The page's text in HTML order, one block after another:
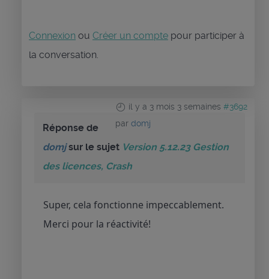
Connexion ou Créer un compte pour participer à
la conversation.
il y a 3 mois 3 semaines #3692
par domj
Réponse de
domjsur le sujet Version 5.12.23 Gestion
des licences, Crash
Super, cela fonctionne impeccablement.
Merci pour la réactivité!